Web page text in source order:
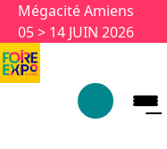
Aller au contenu principal
Mégacité Amiens
05 > 14 JUIN 2026
Panneau de gestion des